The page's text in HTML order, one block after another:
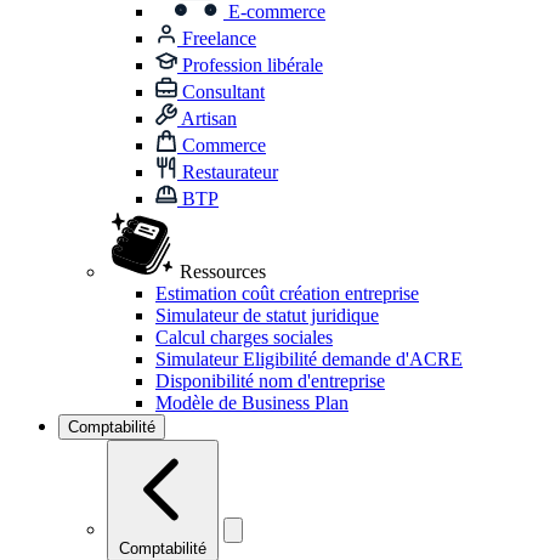
E-commerce
Freelance
Profession libérale
Consultant
Artisan
Commerce
Restaurateur
BTP
Ressources
Estimation coût création entreprise
Simulateur de statut juridique
Calcul charges sociales
Simulateur Eligibilité demande d'ACRE
Disponibilité nom d'entreprise
Modèle de Business Plan
Comptabilité
Comptabilité